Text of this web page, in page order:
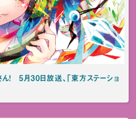
！ 5月30日放送、「東方ステーショ